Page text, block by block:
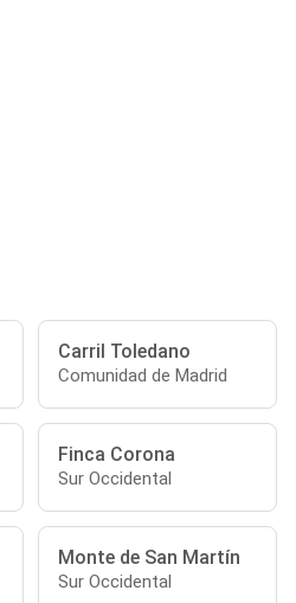
Carril Toledano
Comunidad de Madrid
Finca Corona
Sur Occidental
Monte de San Martín
Sur Occidental